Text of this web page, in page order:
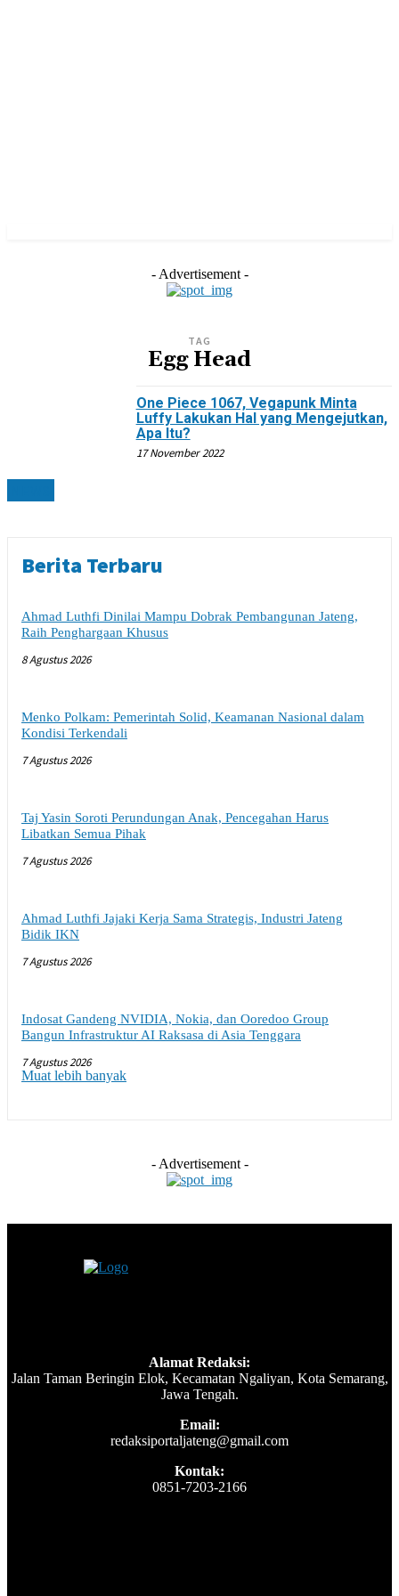
- Advertisement -
TAG
Egg Head
One Piece 1067, Vegapunk Minta
Luffy Lakukan Hal yang Mengejutkan,
Apa Itu?
17 November 2022
Berita Terbaru
Ahmad Luthfi Dinilai Mampu Dobrak Pembangunan Jateng,
Raih Penghargaan Khusus
8 Agustus 2026
Menko Polkam: Pemerintah Solid, Keamanan Nasional dalam
Kondisi Terkendali
7 Agustus 2026
Taj Yasin Soroti Perundungan Anak, Pencegahan Harus
Libatkan Semua Pihak
7 Agustus 2026
Ahmad Luthfi Jajaki Kerja Sama Strategis, Industri Jateng
Bidik IKN
7 Agustus 2026
Indosat Gandeng NVIDIA, Nokia, dan Ooredoo Group
Bangun Infrastruktur AI Raksasa di Asia Tenggara
7 Agustus 2026
Muat lebih banyak
- Advertisement -
Alamat Redaksi:
Jalan Taman Beringin Elok, Kecamatan Ngaliyan, Kota Semarang,
Jawa Tengah.
Email:
redaksiportaljateng@gmail.com
Kontak:
0851-7203-2166